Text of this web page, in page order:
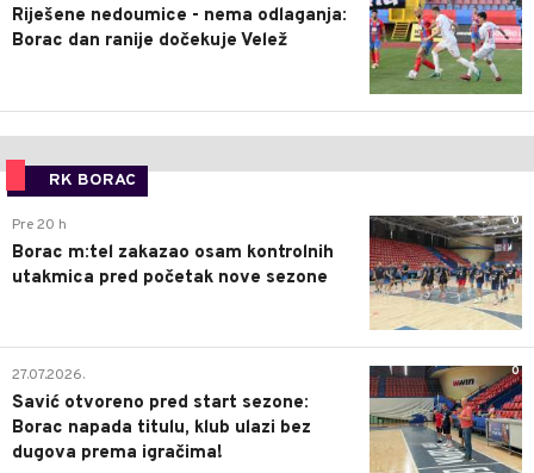
Riješene nedoumice - nema odlaganja:
Borac dan ranije dočekuje Velež
RK BORAC
0
Pre 20 h
Borac m:tel zakazao osam kontrolnih
utakmica pred početak nove sezone
0
27.07.2026.
Savić otvoreno pred start sezone:
Borac napada titulu, klub ulazi bez
dugova prema igračima!